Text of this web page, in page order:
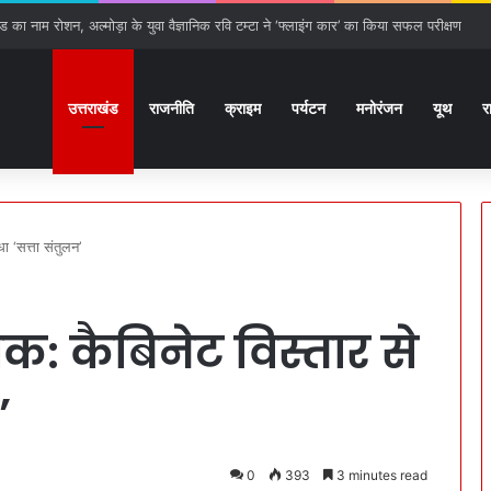
से हरिद्वार तक बढ़ेगा गंगा एक्सप्रेस-वे, 15 प्रस्तावों को मिली हरी झंडी
उत्तराखंड राजनीति क्राइम पर्यटन मनोरंजन यूथ
‘सत्ता संतुलन’
कैबिनेट विस्तार से
0 393 3 minutes read